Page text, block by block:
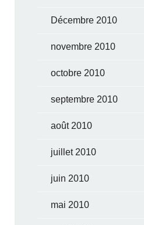
Décembre 2010
novembre 2010
octobre 2010
septembre 2010
août 2010
juillet 2010
juin 2010
mai 2010